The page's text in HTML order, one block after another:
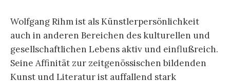
Wolfgang Rihm ist als Künstlerpersönlichkeit
auch in anderen Bereichen des kulturellen und
gesellschaftlichen Lebens aktiv und einflußreich.
Seine Affinität zur zeitgenössischen bildenden
Kunst und Literatur ist auffallend stark